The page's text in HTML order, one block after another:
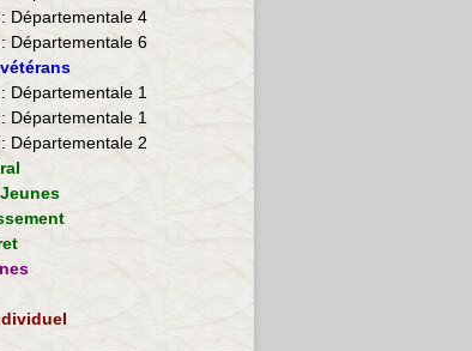
Départementale 4
Départementale 6
Départementale 1
Départementale 1
Départementale 2